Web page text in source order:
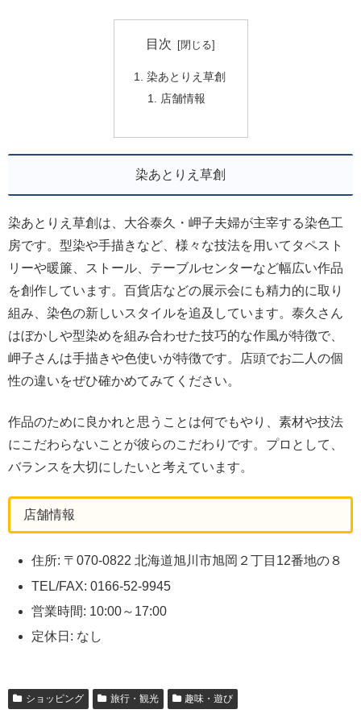
目次
染あとりえ草創
店舗情報
染あとりえ草創
染あとりえ草創は、大谷泰久・岬子夫婦が主宰する染色工
房です。型染や手描きなど、様々な技法を用いてタペスト
リーや暖簾、ストール、テーブルセンターなど幅広い作品
を創作しています。百貨店などの展示会にも精力的に取り
組み、染色の新しいスタイルを追及しています。泰久さん
はぼかしや型染めを組み合わせた技巧的な作風が特徴で、
岬子さんは手描きや色使いが特徴です。店頭でお二人の個
性の違いをぜひ確かめてみてください。
作品のために良かれと思うことは何でもやり、素材や技法
にこだわらないことが彼らのこだわりです。プロとして、
バランスを大切にしたいと考えています。
店舗情報
住所: 〒070-0822 北海道旭川市旭岡２丁目12番地の８
TEL/FAX: 0166-52-9945
営業時間: 10:00～17:00
定休日: なし
ショッピング 旅行・観光 趣味・遊び